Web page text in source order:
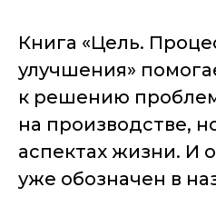
Книга «Цель.
улучшения»
к решению
на производстве,
аспектах жизни. И
уже обозначен в